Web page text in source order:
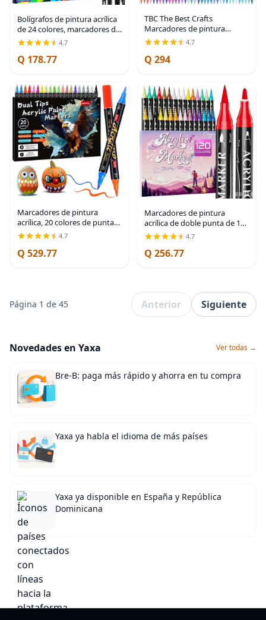
Bolígrafos de pintura acrílica
de 24 colores, marcadores de
pintura acrílica de doble
punta con punta de pincel y
punta fina, bolígrafos
4.7
Q 178.77
TBC The Best Crafts
Marcadores de pintura
acrílica de doble punta de 108
colores, impermeables, no
tóxicos, inodoros, adecuados
4.7
Q 294
Marcadores de pintura
acrílica, 20 colores de puntas
dobles, marcadores de
pintura impermeables para
pintura en rocas, tela, metal,
4.7
Q 529.77
Marcadores de pintura
acrílica de doble punta de 120
colores, punta fina y punta
de pincel, bolígrafos de
pintura acrílica permanente
4.7
Q 256.77
Página 1 de 45 Anterior Siguiente
Novedades en Yaxa Ver todas →
Bre-B: paga más rápido y ahorra en tu compra
Yaxa ya habla el idioma de más países
Yaxa ya disponible en España y República
Dominicana